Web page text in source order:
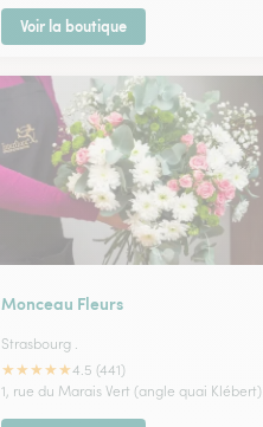
Voir la boutique
Monceau Fleurs
Strasbourg .
★★★★★4.5 (441)
1, rue du Marais Vert (angle quai Klébert)